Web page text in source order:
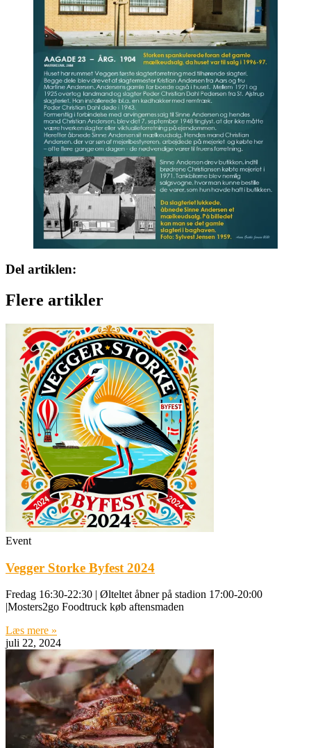
Del artiklen:
Flere artikler
Event
Vegger Storke Byfest 2024
Fredag 16:30-22:30 | Ølteltet åbner på stadion 17:00-20:00
|Mosters2go Foodtruck køb aftensmaden
Læs mere »
juli 22, 2024